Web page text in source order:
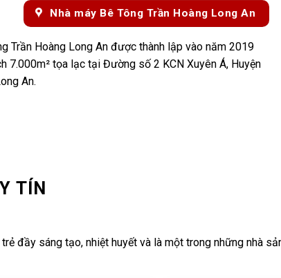
Nhà máy Bê Tông Trần Hoàng Long An
Trần Hoàng Long An được thành lập vào năm 2019
7.000m² tọa lạc tại Đường số 2 KCN Xuyên Á, Huyện
An.
TÍN
đầy sáng tạo, nhiệt huyết và là một trong những nhà